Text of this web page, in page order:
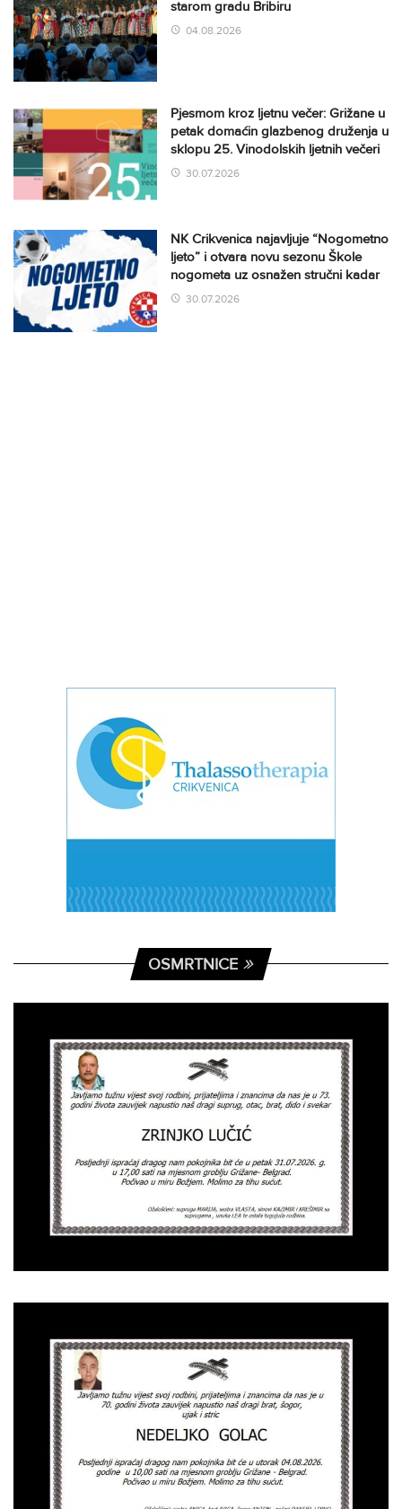
starom gradu Bribiru
04.08.2026
Pjesmom kroz ljetnu večer: Grižane u
petak domaćin glazbenog druženja u
sklopu 25. Vinodolskih ljetnih večeri
30.07.2026
NK Crikvenica najavljuje “Nogometno
ljeto” i otvara novu sezonu Škole
nogometa uz osnažen stručni kadar
30.07.2026
OSMRTNICE